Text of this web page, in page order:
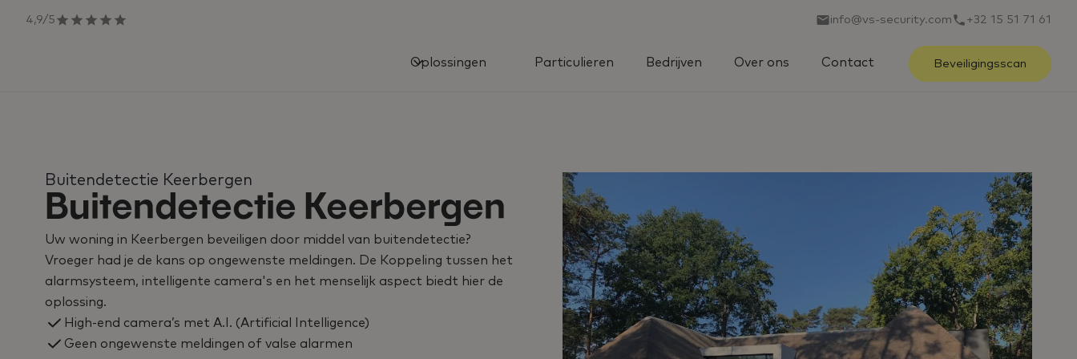
4,9/5 info@vs-security.com +32 15 51 71 61
Oplossingen Particulieren Bedrijven Over ons Contact Beveiligingsscan
Buitendetectie Keerbergen
Buitendetectie Keerbergen
Uw woning in Keerbergen beveiligen door middel van buitendetectie?
Vroeger had je de kans op ongewenste meldingen. De Koppeling tussen het
alarmsysteem, intelligente camera's en het menselijk aspect biedt hier de
oplossing.
High-end camera’s met A.I. (Artificial Intelligence)
Geen ongewenste meldingen of valse alarmen